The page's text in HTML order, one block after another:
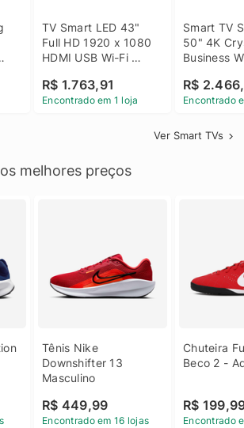
TV Smart LED 43"
Full HD 1920 x 1080
HDMI USB Wi-Fi
43LM631C0SB LG
R$ 1.763,91
Encontrado em 1 loja
Smart TV
50" 4K
Business
R$
Encontrado
Ver Smart TVs
melhores preços
Tênis Nike
Downshifter 13
Masculino
R$ 449,99
Encontrado em 16 lojas
Chuteira
Beco 2 -
R$
Encontrado